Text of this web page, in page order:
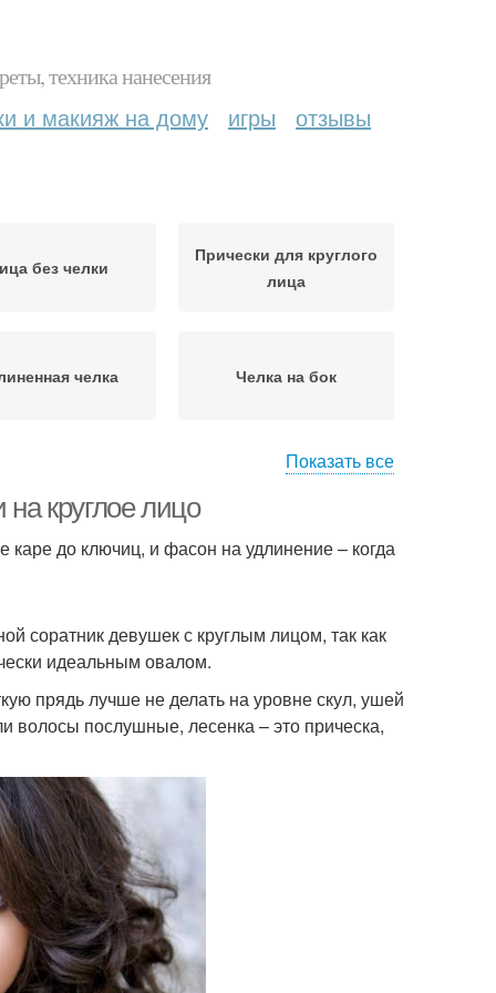
техника нанесения
и макияж на дому игры отзывы
без челки
Прически для круглого
лица
челка Челка на бок
женщин
Женщины с круглым
Показать все
круглое лицо
каре до ключиц, и фасон на удлинение – когда
соратник девушек с круглым лицом, так как
идеальным овалом.
прядь лучше не делать на уровне скул, ушей
волосы послушные, лесенка – это прическа,